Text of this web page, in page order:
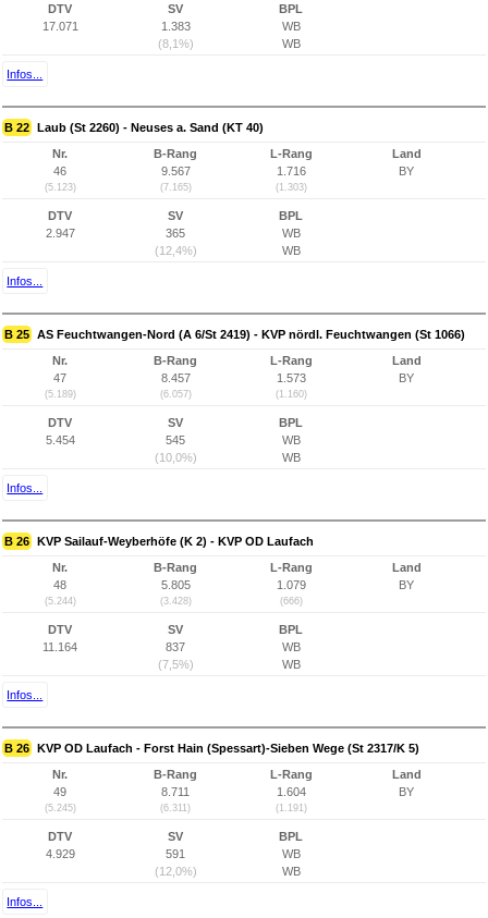
DTV
17.071
SV
1.383
(8,1%)
BPL
WB
WB
Infos...
B 22 Laub (St 2260) - Neuses a. Sand (KT 40)
Nr.
46
(5.123)
B-Rang
9.567
(7.165)
L-Rang
1.716
(1.303)
Land
BY
DTV
2.947
SV
365
(12,4%)
BPL
WB
WB
Infos...
B 25 AS Feuchtwangen-Nord (A 6/St 2419) - KVP nördl. Feuchtwangen (St 1066)
Nr.
47
(5.189)
B-Rang
8.457
(6.057)
L-Rang
1.573
(1.160)
Land
BY
DTV
5.454
SV
545
(10,0%)
BPL
WB
WB
Infos...
B 26 KVP Sailauf-Weyberhöfe (K 2) - KVP OD Laufach
Nr.
48
(5.244)
B-Rang
5.805
(3.428)
L-Rang
1.079
(666)
Land
BY
DTV
11.164
SV
837
(7,5%)
BPL
WB
WB
Infos...
B 26 KVP OD Laufach - Forst Hain (Spessart)-Sieben Wege (St 2317/K 5)
Nr.
49
(5.245)
B-Rang
8.711
(6.311)
L-Rang
1.604
(1.191)
Land
BY
DTV
4.929
SV
591
(12,0%)
BPL
WB
WB
Infos...